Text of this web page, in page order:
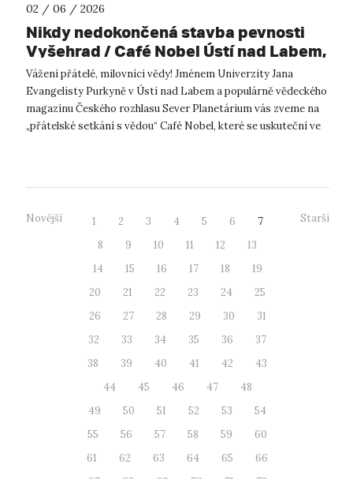
02 / 06 / 2026
Nikdy nedokončená stavba pevnosti
Vyšehrad / Café Nobel Ústí nad Labem,
4.6.2026
Vážení přátelé, milovníci vědy! Jménem Univerzity Jana
Evangelisty Purkyně v Ústí nad Labem a populárně vědeckého
magazínu Českého rozhlasu Sever Planetárium vás zveme na
„přátelské setkání s vědou“ Café Nobel, které se uskuteční ve
Novější 1 2 3 4 5 6
7
8
9 10 11 12
13
14
15 16 17 18
19
20
21 22 23 24
25
26
27 28 29 30
31
32
33 34 35 36
37
38
39 40 41 42
43
44
45 46 47
48
49
50 51 52 53
54
55
56 57 58 59
60
61
62 63 64 65
66
Starší